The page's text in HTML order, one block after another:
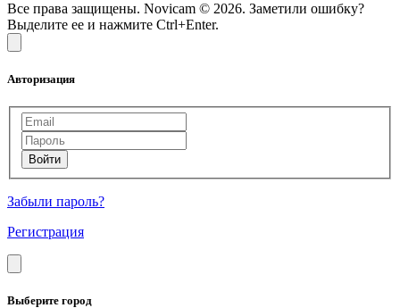
Все права защищены. Novicam © 2026. Заметили ошибку?
Выделите ее и нажмите Ctrl+Enter.
Авторизация
Забыли пароль?
Регистрация
Выберите город